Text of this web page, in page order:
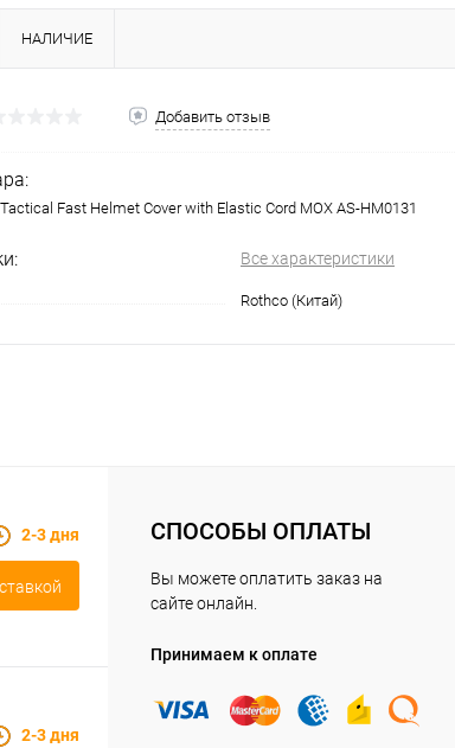
НАЛИЧИЕ
Добавить отзыв
Fast Helmet Cover with Elastic Cord МОХ AS-HM0131
Все характеристики
Rothco (Китай)
2-3 дня
2-3 дня
СПОСОБЫ ОПЛАТЫ
Вы можете оплатить заказ на
сайте онлайн.
Принимаем к оплате